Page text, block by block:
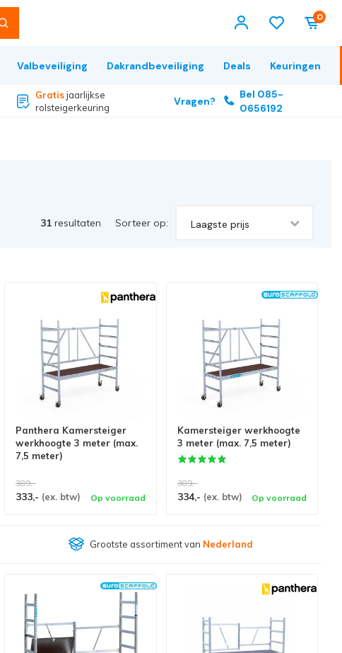
0
Valbeveiliging Dakrandbeveiliging Deals Keuringen
Gratisjaarlijkse
rolsteigerkeuring
Vragen?
Bel 085-
0656192
31 resultaten Sorteer op: Laagste prijs
Panthera Kamersteiger
werkhoogte 3 meter (max.
7,5 meter)
389,-
333,- (ex. btw) Op voorraad
Kamersteiger werkhoogte
3 meter (max. 7,5 meter)
389,-
334,- (ex. btw) Op voorraad
Klantenbeoordeling 9,4/10